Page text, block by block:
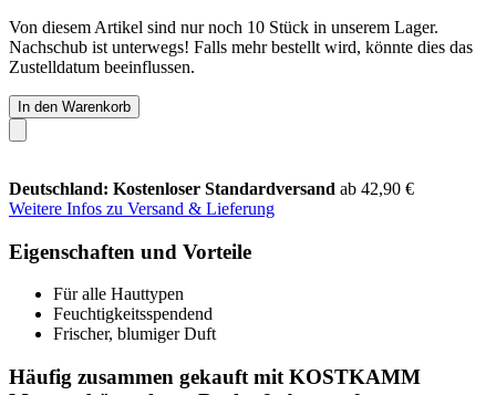
Von diesem Artikel sind nur noch 10 Stück in unserem Lager.
Nachschub ist unterwegs! Falls mehr bestellt wird, könnte dies das
Zustelldatum beeinflussen.
In den Warenkorb
Deutschland: Kostenloser Standardversand ab 42,90 €
Weitere Infos zu Versand & Lieferung
Eigenschaften und Vorteile
Für alle Hauttypen
Feuchtigkeitsspendend
Frischer, blumiger Duft
Häufig zusammen gekauft mit KOSTKAMM